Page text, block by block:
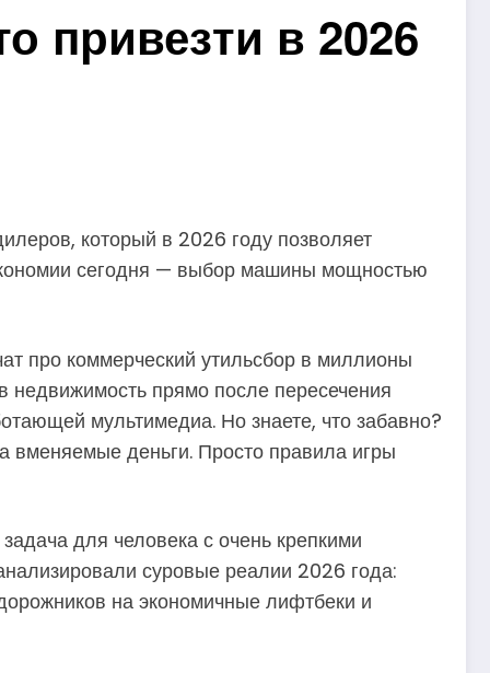
привезти в 2026
который в 2026 году позволяет
сегодня — выбор машины мощностью
про коммерческий утильсбор в миллионы
недвижимость прямо после пересечения
мультимедиа. Но знаете, что забавно?
вменяемые деньги. Просто правила игры
для человека с очень крепкими
суровые реалии 2026 года:
на экономичные лифтбеки и